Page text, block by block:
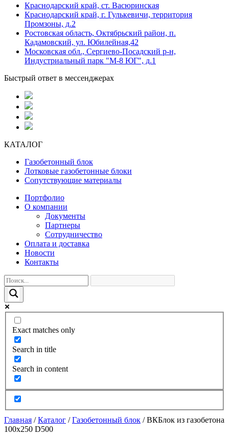
Краснодарский край, ст. Васюринская
Краснодарский край, г. Гулькевичи, территория
Промзоны, д.2
Ростовская область, Октябрьский район, п.
Кадамовский, ул. Юбилейная,42
Московская обл., Сергиево-Посадский р-н,
Индустриальный парк "М-8 ЮГ", д.1
Быстрый ответ в мессенджерах
КАТАЛОГ
Газобетонный блок
Лотковые газобетонные блоки
Сопутствующие материалы
Портфолио
О компании
Документы
Партнеры
Сотрудничество
Оплата и доставка
Новости
Контакты
Exact matches only
Search in title
Search in content
Главная /Каталог /Газобетонный блок /ВКБлок из газобетона
100х250 D500